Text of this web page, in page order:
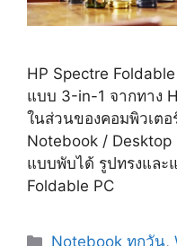
HP Spectre
แบบ 3-in-1 จากทาง
ในส่วนของคอมพิวเต
Notebook / Desktop
แบบพับได้ รูปทรงและ
Foldable PC
Categories
Notebook ทุกวัน,